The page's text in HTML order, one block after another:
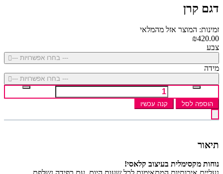
דגם קרן
זמינות: המוצר אזל מהמלאי
₪420.00
צבע
--- בחרו אפשרויות ---
מידה
--- בחרו אפשרויות ---
הוספה לסל קנה עכשיו
תיאור
נוחות מקסימלית בעיצוב קלאסי!